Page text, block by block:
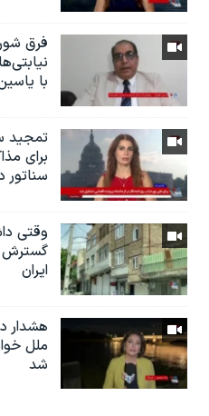
فرق
با
تمجید
برای
سناتور
وقتی
گسترش
ایران
هشدار
ملل
شد